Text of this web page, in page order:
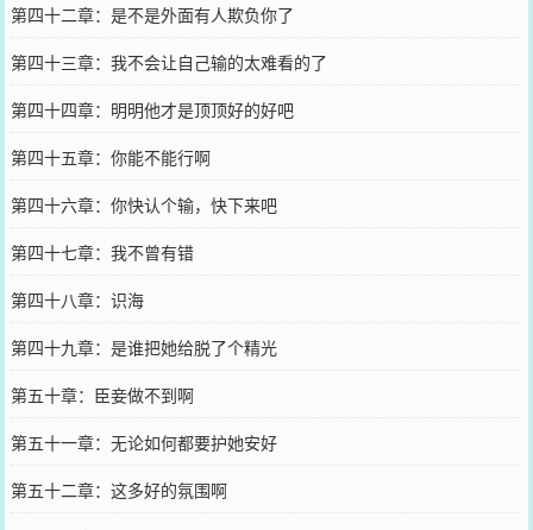
第四十二章：是不是外面有人欺负你了
第四十三章：我不会让自己输的太难看的了
第四十四章：明明他才是顶顶好的好吧
第四十五章：你能不能行啊
第四十六章：你快认个输，快下来吧
第四十七章：我不曾有错
第四十八章：识海
第四十九章：是谁把她给脱了个精光
第五十章：臣妾做不到啊
第五十一章：无论如何都要护她安好
第五十二章：这多好的氛围啊